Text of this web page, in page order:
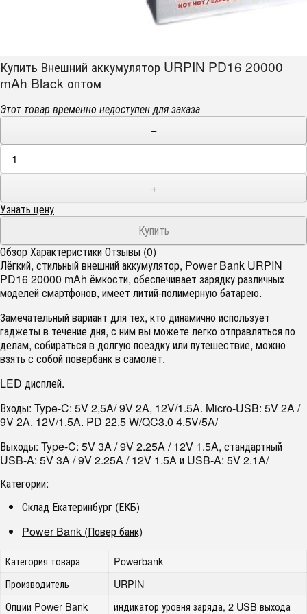
Купить Внешний аккумулятор URPIN PD16 20000
mAh Black оптом
Этот товар временно недоступен для заказа
−
+
Узнать цену
ОбзорХарактеристикиОтзывы (0)
Лёгкий, стильный внешний аккумулятор, Power Bank URPIN
PD16 20000 mAh ёмкости, обеспечивает зарядку различных
моделей смартфонов, имеет литий-полимерную батарею.
Замечательный вариант для тех, кто динамично использует
гаджеты в течение дня, с ним вы можете легко отправляться по
делам, собираться в долгую поездку или путешествие, можно
взять с собой повербанк в самолёт.
LED дисплей.
Входы: Type-C: 5V 2,5A/ 9V 2A, 12V/1.5A. Micro-USB: 5V 2A /
9V 2A. 12V/1.5A. PD 22.5 W/QC3.0 4.5V/5A/
Выходы: Type-C: 5V 3A / 9V 2.25A / 12V 1.5A, стандартный
USB-A: 5V 3A / 9V 2.25A / 12V 1.5A и USB-A: 5V 2.1A/
Категории:
Склад Екатеринбург (ЕКБ)
Power Bank (Повер банк)
Категория товара
Powerbank
Производитель
URPIN
Опции Power Bank
индикатор уровня заряда, 2 USB выхода